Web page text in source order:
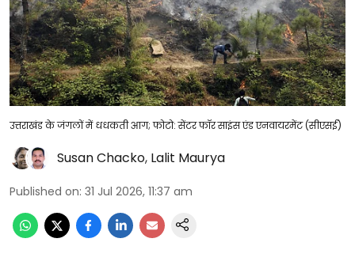
उत्तराखंड के जंगलों में धधकती आग; फोटो: सेंटर फॉर साइंस एंड एनवायरमेंट (सीएसई)
Susan Chacko, Lalit Maurya
Published on: 31 Jul 2026, 11:37 am